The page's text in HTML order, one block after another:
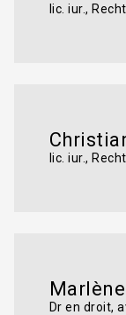
lic. iur.,
lic. iur.,
Dr en droit,